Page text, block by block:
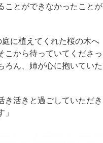
ことができなかったことが
に植えてくれた桜の木へ
こから待っていてくださっ
ろん、姉が心に抱いていた
き活きと過ごしていただき